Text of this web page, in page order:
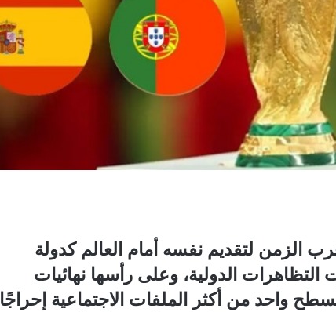
الزمن لتقديم نفسه أمام العالم كدولة
الدولية، وعلى رأسها نهائيات
يطفو إلى السطح واحد من أكثر الملفات الاجتماعية إحراجًا